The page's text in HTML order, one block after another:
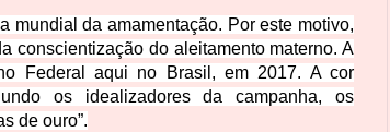
mundial da amamentação. Por este motivo,
conscientização do aleitamento materno. A
Federal aqui no Brasil, em 2017. A cor
os idealizadores da campanha, os
de ouro”.